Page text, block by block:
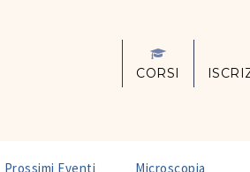
CORSI
Prossimi Eventi Microscopia